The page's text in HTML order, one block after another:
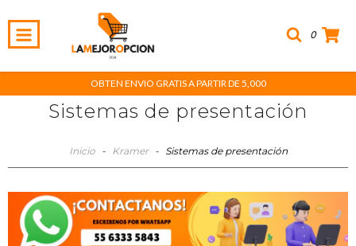
0
OBTEN ENVIO GRATIS A PARTIR DE 5,000
Sistemas de presentación
Inicio - Kramer - Sistemas de presentación